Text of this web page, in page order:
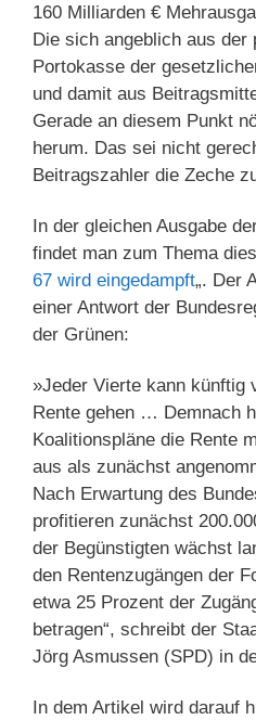
160 Milliarden €
Die sich angeblich aus der
Portokasse der
und damit aus
Gerade an diesem Punkt
herum. Das sei nicht
Beitragszahler die Zeche
In der gleichen Ausgabe
findet man zum Thema
67 wird eingedampft„. Der
einer Antwort der
der Grünen:
»Jeder Vierte kann künftig
Rente gehen … Demnach
Koalitionspläne die Rente
aus als zunächst
Nach Erwartung des
profitieren zunächst
der Begünstigten wächst
den Rentenzugängen der
etwa 25 Prozent der
betragen“, schreibt der
Jörg Asmussen (SPD) in
In dem Artikel wird darauf